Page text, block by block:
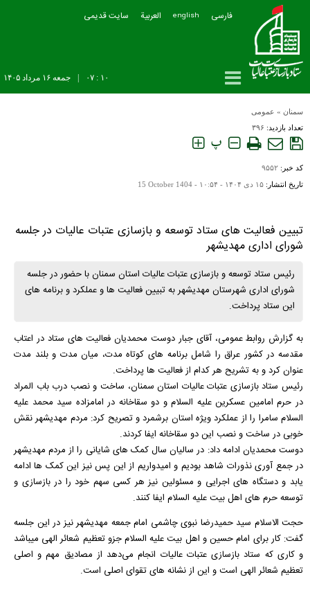
فارسی english العربیة سایت قدیمی
جمعه ۱۶ مرداد ۱۴۰۵ ۱۰ : ۰۷
سمنان » عمومی
تعداد بازدید: ۳۹۶
پ
کد خبر: ۹۵۵۲
تاریخ انتشار: ۱۵ دی ۱۴۰۴ - ۱۰:۵۴ - 15 October 1404
تبیین فعالیت های ستاد توسعه و بازسازی عتبات عالیات در جلسه
شورای اداری مهدیشهر
رئیس ستاد توسعه و بازسازی عتبات عالیات استان سمنان با حضور در جلسه
شورای اداری شهرستان مهدیشهر به تبیین فعالیت ها و عملکرد و برنامه های
این ستاد پرداخت.
به گزارش روابط عمومی، آقای جبار دوست محمدیان فعالیت های ستاد در اعتاب
مقدسه در کشور عراق را شامل برنامه های کوتاه مدت، میان مدت و بلند مدت
عنوان کرد و به تشریح هر کدام از فعالیت ها پرداخت.
رئیس ستاد بازسازی عتبات عالیات استان سمنان، ساخت و نصب درب باب المراد
در حرم امامین عسکرین علیه السلام و دو سقاخانه در امامزاده سید محمد علیه
السلام سامرا را از عملکرد ویژه استان برشمرد و تصریح کرد: مردم مهدیشهر نقش
خوبی در ساخت و نصب این دو سقاخانه ایفا کردند.
دوست محمدیان ادامه داد: در سالیان سال کمک های شایانی را از مردم مهدیشهر
در جمع آوری نذورات شاهد بودیم و امیدواریم از این پس نیز این کمک ها ادامه
یابد و دستگاه های اجرایی و مسئولین نیز هر کسی سهم خود را در بازسازی و
توسعه حرم های اهل بیت علیه السلام ایفا کنند.
حجت الاسلام سید حمیدرضا نبوی چاشمی امام جمعه مهدیشهر نیز در این جلسه
گفت: کار برای امام حسین و اهل بیت علیه السلام جزو تعظیم شعائر الهی میباشد
و کاری که ستاد بازسازی عتبات عالیات انجام می‌دهد از مصادیق مهم و اصلی
تعظیم شعائر الهی است و این از نشانه های تقوای اصلی است.